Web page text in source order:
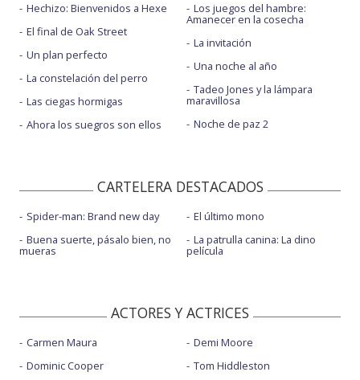
Hechizo: Bienvenidos a Hexe
El final de Oak Street
Un plan perfecto
La constelación del perro
Las ciegas hormigas
Ahora los suegros son ellos
Los juegos del hambre:
Amanecer en la cosecha
La invitación
Una noche al año
Tadeo Jones y la lámpara
maravillosa
Noche de paz 2
CARTELERA DESTACADOS
Spider-man: Brand new day
Buena suerte, pásalo bien, no
mueras
El último mono
La patrulla canina: La dino
película
ACTORES Y ACTRICES
Carmen Maura
Dominic Cooper
Demi Moore
Tom Hiddleston